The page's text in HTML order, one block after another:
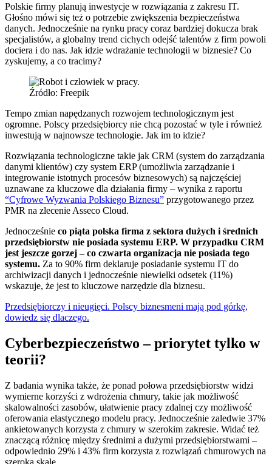
Polskie firmy planują inwestycje w rozwiązania z zakresu IT.
Głośno mówi się też o potrzebie zwiększenia bezpieczeństwa
danych. Jednocześnie na rynku pracy coraz bardziej dokucza brak
specjalistów, a globalny trend cichych odejść talentów z firm powoli
dociera i do nas. Jak idzie wdrażanie technologii w biznesie? Co
zyskujemy, a co tracimy?
Źródło: Freepik
Tempo zmian napędzanych rozwojem technologicznym jest
ogromne. Polscy przedsiębiorcy nie chcą pozostać w tyle i również
inwestują w najnowsze technologie. Jak im to idzie?
Rozwiązania technologiczne takie jak CRM (system do zarządzania
danymi klientów) czy system ERP (umożliwia zarządzanie i
integrowanie istotnych procesów biznesowych) są najczęściej
uznawane za kluczowe dla działania firmy – wynika z raportu
“Cyfrowe Wyzwania Polskiego Biznesu” przygotowanego przez
PMR na zlecenie Asseco Cloud.
Jednocześnie co piąta polska firma z sektora dużych i średnich
przedsiębiorstw nie posiada systemu ERP. W przypadku CRM
jest jeszcze gorzej – co czwarta organizacja nie posiada tego
systemu. Za to 90% firm deklaruje posiadanie systemu IT do
archiwizacji danych i jednocześnie niewielki odsetek (11%)
wskazuje, że jest to kluczowe narzędzie dla biznesu.
Przedsiębiorczy i nieugięci. Polscy biznesmeni mają pod górkę,
dowiedz się dlaczego.
Cyberbezpieczeństwo – priorytet tylko w
teorii?
Z badania wynika także, że ponad połowa przedsiębiorstw widzi
wymierne korzyści z wdrożenia chmury, takie jak możliwość
skalowalności zasobów, ułatwienie pracy zdalnej czy możliwość
oferowania elastycznego modelu pracy. Jednocześnie zaledwie 37%
ankietowanych korzysta z chmury w szerokim zakresie. Widać też
znaczącą różnicę między średnimi a dużymi przedsiębiorstwami –
odpowiednio 29% i 43% firm korzysta z rozwiązań chmurowych na
szeroką skalę.